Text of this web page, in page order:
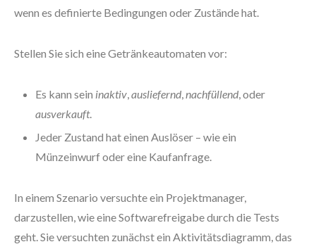
wenn es definierte Bedingungen oder Zustände hat.
Stellen Sie sich eine Getränkeautomaten vor:
Es kann sein inaktiv,ausliefernd,nachfüllend, oder
ausverkauft.
Jeder Zustand hat einen Auslöser – wie ein
Münzeinwurf oder eine Kaufanfrage.
In einem Szenario versuchte ein Projektmanager,
darzustellen, wie eine Softwarefreigabe durch die Tests
geht. Sie versuchten zunächst ein Aktivitätsdiagramm, das